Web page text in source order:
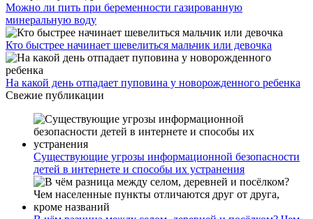
Можно ли пить при беременности газированную
минеральную воду
Кто быстрее начинает шевелиться мальчик или девочка
На какой день отпадает пуповина у новорожденного ребенка
Свежие публикации
Существующие угрозы информационной безопасности
детей в интернете и способы их устранения